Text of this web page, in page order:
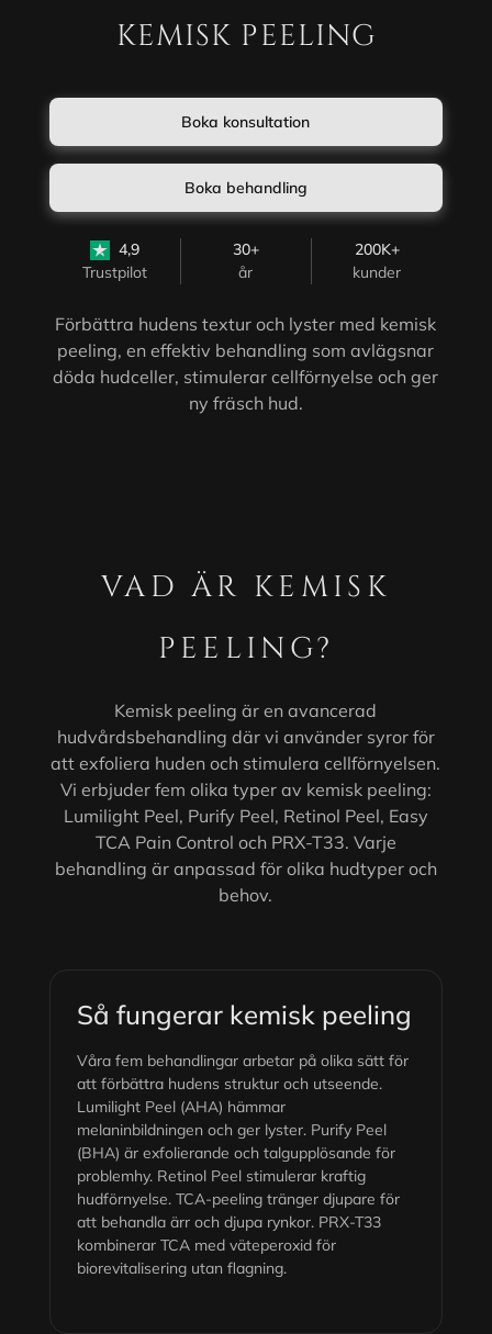
KEMISK PEELING
Boka konsultation
Boka behandling
4,9
Trustpilot
30+
år
200K+
kunder
Förbättra hudens textur och lyster med kemisk
peeling, en effektiv behandling som avlägsnar
döda hudceller, stimulerar cellförnyelse och ger
ny fräsch hud.
VAD ÄR KEMISK
PEELING?
Kemisk peeling är en avancerad
hudvårdsbehandling där vi använder syror för
att exfoliera huden och stimulera cellförnyelsen.
Vi erbjuder fem olika typer av kemisk peeling:
Lumilight Peel, Purify Peel, Retinol Peel, Easy
TCA Pain Control och PRX-T33. Varje
behandling är anpassad för olika hudtyper och
behov.
Så fungerar kemisk peeling
Våra fem behandlingar arbetar på olika sätt för
att förbättra hudens struktur och utseende.
Lumilight Peel (AHA) hämmar
melaninbildningen och ger lyster. Purify Peel
(BHA) är exfolierande och talgupplösande för
problemhy. Retinol Peel stimulerar kraftig
hudförnyelse. TCA-peeling tränger djupare för
att behandla ärr och djupa rynkor. PRX-T33
kombinerar TCA med väteperoxid för
biorevitalisering utan flagning.